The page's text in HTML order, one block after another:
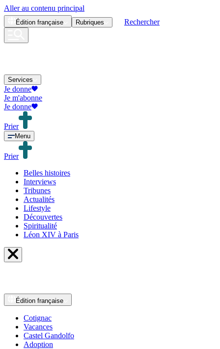
Aller au contenu principal
Édition française Rubriques Rechercher
Services
Je donne
Je m'abonne
Je donne
Prier
Menu
Prier
Belles histoires
Interviews
Tribunes
Actualités
Lifestyle
Découvertes
Spiritualité
Léon XIV à Paris
Édition française
Cotignac
Vacances
Castel Gandolfo
Adoption